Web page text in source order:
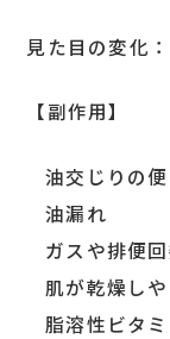
見た目の変化
【副作用】
油交じりの
油漏れ
ガスや排便
肌が乾燥し
脂溶性ビタ